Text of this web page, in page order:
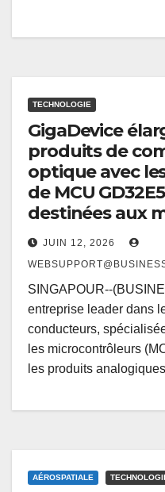
TECHNOLOGIE
GigaDevice
produits de
optique avec
de MCU
destinées aux
JUIN 12, 2026
SINGAPOUR--
entreprise leader dans
conducteurs,
les microcontrôleurs
les produits
AÉROSPATIALE